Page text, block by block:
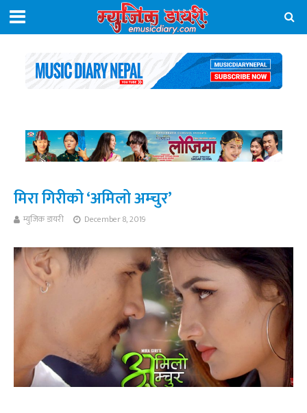
मिरा गिरीको ‘अमिलो अम्चुर’
म्युजिक डायरी December 8, 2019